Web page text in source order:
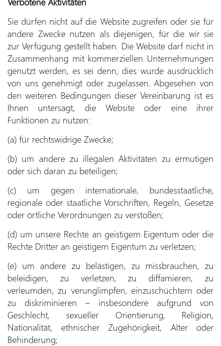
Sie dürfen nicht auf die Website zugreifen oder sie für
andere Zwecke nutzen als diejenigen, für die wir sie
zur Verfügung gestellt haben. Die Website darf nicht in
Zusammenhang mit kommerziellen Unternehmungen
genutzt werden, es sei denn, dies wurde ausdrücklich
von uns genehmigt oder zugelassen. Abgesehen von
den weiteren Bedingungen dieser Vereinbarung ist es
Ihnen untersagt, die Website oder eine ihrer
Funktionen zu nutzen:
(a) für rechtswidrige Zwecke;
(b) um andere zu illegalen Aktivitäten zu ermutigen
oder sich daran zu beteiligen;
(c) um gegen internationale, bundesstaatliche,
regionale oder staatliche Vorschriften, Regeln, Gesetze
oder örtliche Verordnungen zu verstoßen;
(d) um unsere Rechte an geistigem Eigentum oder die
Rechte Dritter an geistigem Eigentum zu verletzen;
(e) um andere zu belästigen, zu missbrauchen, zu
beleidigen, zu verletzen, zu diffamieren, zu
verleumden, zu verunglimpfen, einzuschüchtern oder
zu diskriminieren – insbesondere aufgrund von
Geschlecht, sexueller Orientierung, Religion,
Nationalität, ethnischer Zugehörigkeit, Alter oder
Behinderung;